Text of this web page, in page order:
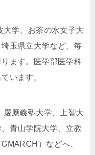
大学、お茶の水女子大
玉県立大学など、毎
ます。医学部医学科
います。
慶應義塾大学、上智大
青山学院大学、立教
）などへ、